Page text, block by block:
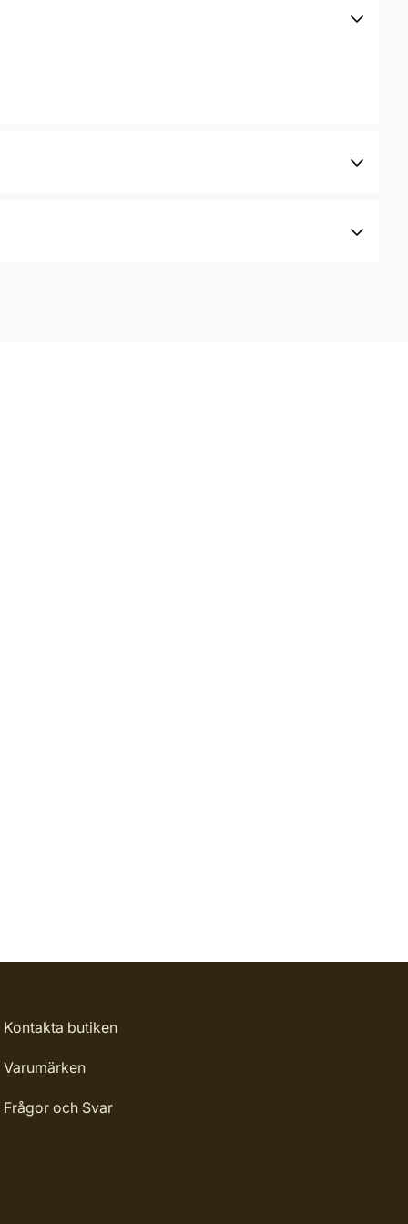
Kontakta butiken
Varumärken
Frågor och Svar